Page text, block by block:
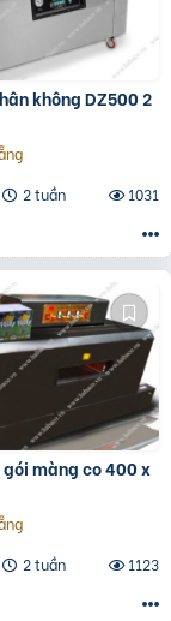
không DZ500 2
2 tuần
1031
màng co 400 x
2 tuần
1123